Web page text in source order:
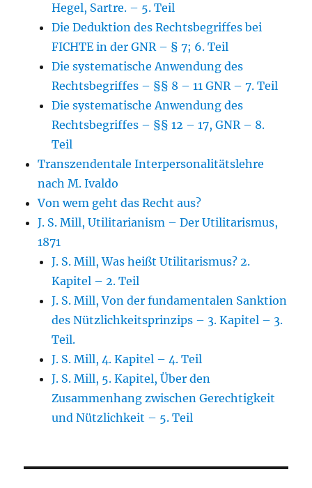
Hegel, Sartre. – 5. Teil
Die Deduktion des Rechtsbegriffes bei
FICHTE in der GNR – § 7; 6. Teil
Die systematische Anwendung des
Rechtsbegriffes – §§ 8 – 11 GNR – 7. Teil
Die systematische Anwendung des
Rechtsbegriffes – §§ 12 – 17, GNR – 8.
Teil
Transzendentale Interpersonalitätslehre
nach M. Ivaldo
Von wem geht das Recht aus?
J. S. Mill, Utilitarianism – Der Utilitarismus,
1871
J. S. Mill, Was heißt Utilitarismus? 2.
Kapitel – 2. Teil
J. S. Mill, Von der fundamentalen Sanktion
des Nützlichkeitsprinzips – 3. Kapitel – 3.
Teil.
J. S. Mill, 4. Kapitel – 4. Teil
J. S. Mill, 5. Kapitel, Über den
Zusammenhang zwischen Gerechtigkeit
und Nützlichkeit – 5. Teil